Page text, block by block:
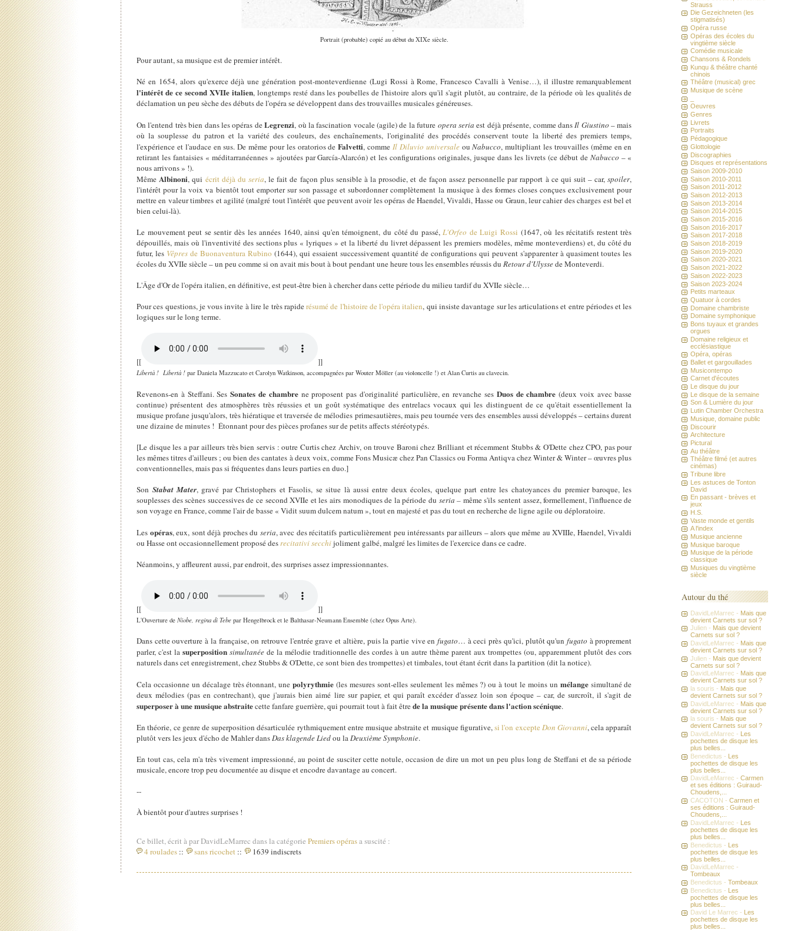
Portrait (probable) copié au début du XIXe siècle.
Pour autant, sa musique est de premier intérêt.
Né en 1654, alors qu'exerce déjà une génération post-monteverdienne (Lugi Rossi à Rome, Francesco Cavalli à Venise…), il illustre remarquablement
l'intérêt de ce second XVIIe italien, longtemps resté dans les poubelles de l'histoire alors qu'il s'agit plutôt, au contraire, de la période où les qualités de
déclamation un peu sèche des débuts de l'opéra se développent dans des trouvailles musicales généreuses.
On l'entend très bien dans les opéras deLegrenzi, où la fascination vocale (agile) de la future opera seria est déjà présente, comme dansIl Giustino – mais
où la souplesse du patron et la variété des couleurs, des enchaînements, l'originalité des procédés conservent toute la liberté des premiers temps,
l'expérience et l'audace en sus. De même pour les oratorios deFalvetti, commeIl Diluvio universaleouNabucco, multipliant les trouvailles (même en en
retirant les fantaisies « méditarranéennes » ajoutées par García-Alarcón) et les configurations originales, jusque dans les livrets (ce début de Nabucco – «
nous arrivons » !).
MêmeAlbinoni, qui écrit déjà du seria, le fait de façon plus sensible à la prosodie, et de façon assez personnelle par rapport à ce qui suit – car,spoiler,
l'intérêt pour la voix va bientôt tout emporter sur son passage et subordonner complètement la musique à des formes closes conçues exclusivement pour
mettre en valeur timbres et agilité (malgré tout l'intérêt que peuvent avoir les opéras de Haendel, Vivaldi, Hasse ou Graun, leur cahier des charges est bel et
bien celui-là).
Le mouvement peut se sentir dès les années 1640, ainsi qu'en témoignent, du côté du passé,L'Orfeo de Luigi Rossi (1647, où les récitatifs restent très
dépouillés, mais où l'inventivité des sections plus « lyriques » et la liberté du livret dépassent les premiers modèles, même monteverdiens) et, du côté du
futur, les Vêpres de Buonaventura Rubino (1644), qui essaient successivement quantité de configurations qui peuvent s'apparenter à quasiment toutes les
écoles du XVIIe siècle – un peu comme si on avait mis bout à bout pendant une heure tous les ensembles réussis duRetour d'Ulyssede Monteverdi.
L'Âge d'Or de l'opéra italien, en définitive, est peut-être bien à chercher dans cette période du milieu tardif du XVIIe siècle…
Pour ces questions, je vous invite à lire le très rapiderésumé de l'histoire de l'opéra italien, qui insiste davantage sur les articulations et entre périodes et les
logiques sur le long terme.
[[ ]]
Libertà ! Libertà ! par Daniela Mazzucato et Carolyn Watkinson, accompagnées par Wouter Möller (au violoncelle !) et Alan Curtis au clavecin.
Revenons-en à Steffani. SesSonates de chambrene proposent pas d'originalité particulière, en revanche ses Duos de chambre (deux voix avec basse
continue) présentent des atmosphères très réussies et un goût systématique des entrelacs vocaux qui les distinguent de ce qu'était essentiellement la
musique profane jusqu'alors, très hiératique et traversée de mélodies primesautières, mais peu tournée vers des ensembles aussi développés – certains durent
une dizaine de minutes ! Étonnant pour des pièces profanes sur de petits affects stéréotypés.
[Le disque les a par ailleurs très bien servis : outre Curtis chez Archiv, on trouve Baroni chez Brilliant et récemment Stubbs & O'Dette chez CPO, pas pour
les mêmes titres d'ailleurs ; ou bien des cantates à deux voix, comme Fons Musicæ chez Pan Classics ou Forma Antiqva chez Winter & Winter – œuvres plus
conventionnelles, mais pas si fréquentes dans leurs parties en duo.]
Son Stabat Mater, gravé par Christophers et Fasolis, se situe là aussi entre deux écoles, quelque part entre les chatoyances du premier baroque, les
souplesses des scènes successives de ce second XVIIe et les airs monodiques de la période du seria – même s'ils sentent assez, formellement, l'influence de
son voyage en France, comme l'air de basse « Vidit suum dulcem natum », tout en majesté et pas du tout en recherche de ligne agile ou déploratoire.
Les opéras, eux, sont déjà proches du seria, avec des récitatifs particulièrement peu intéressants par ailleurs – alors que même au XVIIIe, Haendel, Vivaldi
ou Hasse ont occasionnellement proposé desrecitativi secchijoliment galbé, malgré les limites de l'exercice dans ce cadre.
Néanmoins, y affleurent aussi, par endroit, des surprises assez impressionnantes.
[[ ]]
L'Ouverture deNiobe, regina di Tebe par Hengelbrock et le Balthasar-Neumann Ensemble (chez Opus Arte).
Dans cette ouverture à la française, on retrouve l'entrée grave et altière, puis la partie vive enfugato… à ceci près qu'ici, plutôt qu'unfugato à proprement
parler, c'est lasuperposition simultanéede la mélodie traditionnelle des cordes à un autre thème parent aux trompettes (ou, apparemment plutôt des cors
naturels dans cet enregistrement, chez Stubbs & O'Dette, ce sont bien des trompettes) et timbales, tout étant écrit dans la partition (dit la notice).
Cela occasionne un décalage très étonnant, unepolyrythmie (les mesures sont-elles seulement les mêmes ?) ou à tout le moins un mélange simultané de
deux mélodies (pas en contrechant), que j'aurais bien aimé lire sur papier, et qui paraît excéder d'assez loin son époque – car, de surcroît, il s'agit de
superposer à une musique abstraitecette fanfare guerrière, qui pourrait tout à fait êtrede lamusique présente dans l'action scénique.
En théorie, ce genre de superposition désarticulée rythmiquement entre musique abstraite et musique figurative,si l'on excepteDon Giovanni, cela apparaît
plutôt vers les jeux d'écho de Mahler dansDas klagende Liedou laDeuxième Symphonie.
En tout cas, cela m'a très vivement impressionné, au point de susciter cette notule, occasion de dire un mot un peu plus long de Steffani et de sa période
musicale, encore trop peu documentée au disque et encodre davantage au concert.
--
À bientôt pour d'autres surprises !
Ce billet, écrit à par DavidLeMarrec dans la catégoriePremiers opérasa suscité :
4 roulades :: sans ricochet :: 1639 indiscrets
Strauss
Die Gezeichneten (les
stigmatisés)
Opéra russe
Opéras des écoles du
vingtième siècle
Comédie musicale
Chansons & Rondels
Kunqu & théâtre chanté
chinois
Théâtre (musical) grec
Musique de scène
Oeuvres
Genres
Livrets
Portraits
Pédagogique
Glottologie
Discographies
Disques et représentations
Saison 2009-2010
Saison 2010-2011
Saison 2011-2012
Saison 2012-2013
Saison 2013-2014
Saison 2014-2015
Saison 2015-2016
Saison 2016-2017
Saison 2017-2018
Saison 2018-2019
Saison 2019-2020
Saison 2020-2021
Saison 2021-2022
Saison 2022-2023
Saison 2023-2024
Petits marteaux
Quatuor à cordes
Domaine chambriste
Domaine symphonique
Bons tuyaux et grandes
orgues
Domaine religieux et
ecclésiastique
Opéra, opéras
Ballet et gargouillades
Musicontempo
Carnet d'écoutes
Le disque du jour
Le disque de la semaine
Son & Lumière du jour
Lutin Chamber Orchestra
Musique, domaine public
Discourir
Architecture
Pictural
Au théâtre
Théâtre filmé (et autres
cinémas)
Tribune libre
Les astuces de Tonton
David
En passant - brèves et
jeux
H.S.
Vaste monde et gentils
A l'index
Musique ancienne
Musique baroque
Musique de la période
classique
Musiques du vingtième
siècle
Autour du thé
DavidLeMarrec - Mais que
devient Carnets sur sol ?
Julien - Mais que devient
Carnets sur sol ?
DavidLeMarrec - Mais que
devient Carnets sur sol ?
Julien - Mais que devient
Carnets sur sol ?
DavidLeMarrec - Mais que
devient Carnets sur sol ?
la souris - Mais que
devient Carnets sur sol ?
DavidLeMarrec - Mais que
devient Carnets sur sol ?
la souris - Mais que
devient Carnets sur sol ?
DavidLeMarrec - Les
pochettes de disque les
plus belles...
Benedictus - Les
pochettes de disque les
plus belles...
DavidLeMarrec -Carmen
et ses éditions : Guiraud-
Choudens,...
CACOTON -Carmen et
ses éditions : Guiraud-
Choudens,...
DavidLeMarrec - Les
pochettes de disque les
plus belles...
Benedictus - Les
pochettes de disque les
plus belles...
DavidLeMarrec -
Tombeaux
Benedictus -Tombeaux
Benedictus - Les
pochettes de disque les
plus belles...
David Le Marrec -
Les
pochettes de disque les
plus belles...